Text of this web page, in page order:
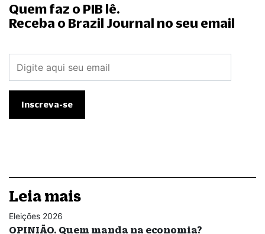
Quem faz o PIB lê.
Receba o Brazil Journal no seu email
Leia mais
Eleições 2026
OPINIÃO. Quem manda na economia?